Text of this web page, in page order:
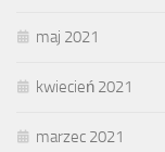
maj 2021
kwiecień 2021
marzec 2021